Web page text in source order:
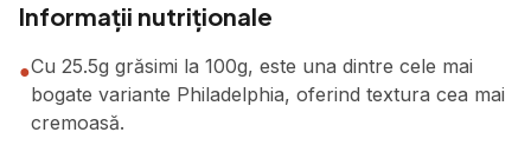
Informații nutriționale
●Cu 25.5g grăsimi la 100g, este una dintre cele mai
bogate variante Philadelphia, oferind textura cea mai
cremoasă.